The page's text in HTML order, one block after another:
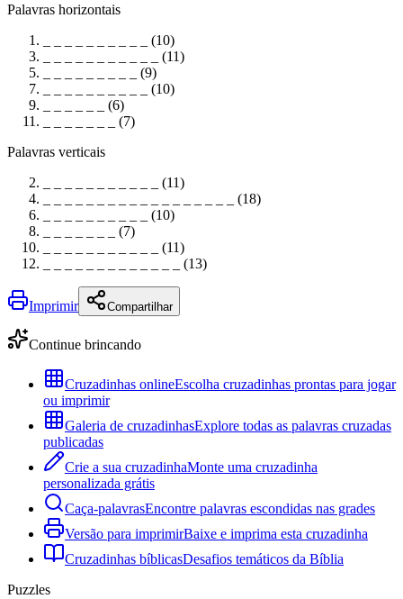
Palavras horizontais
_ _ _ _ _ _ _ _ _ _ (10)
_ _ _ _ _ _ _ _ _ _ _ (11)
_ _ _ _ _ _ _ _ _ (9)
_ _ _ _ _ _ _ _ _ _ (10)
_ _ _ _ _ _ (6)
_ _ _ _ _ _ _ (7)
Palavras verticais
_ _ _ _ _ _ _ _ _ _ _ (11)
_ _ _ _ _ _ _ _ _ _ _ _ _ _ _ _ _ _ (18)
_ _ _ _ _ _ _ _ _ _ (10)
_ _ _ _ _ _ _ (7)
_ _ _ _ _ _ _ _ _ _ _ (11)
_ _ _ _ _ _ _ _ _ _ _ _ _ (13)
Imprimir Compartilhar
Continue brincando
Cruzadinhas onlineEscolha cruzadinhas prontas para jogar
ou imprimir
Galeria de cruzadinhasExplore todas as palavras cruzadas
publicadas
Crie a sua cruzadinhaMonte uma cruzadinha
personalizada grátis
Caça-palavrasEncontre palavras escondidas nas grades
Versão para imprimirBaixe e imprima esta cruzadinha
Cruzadinhas bíblicasDesafios temáticos da Bíblia
Puzzles